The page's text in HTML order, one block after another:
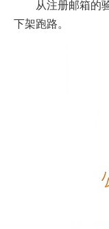
从注册邮箱的
下架跑路。